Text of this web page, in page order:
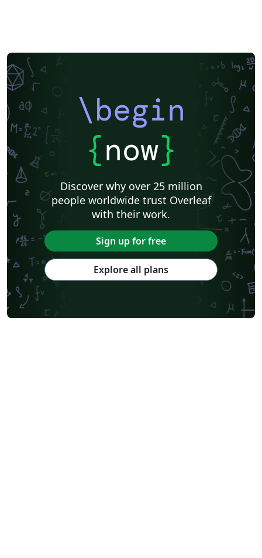
\begin
{now}
Discover why over 25 million
people worldwide trust Overleaf
with their work.
Sign up for free
Explore all plans